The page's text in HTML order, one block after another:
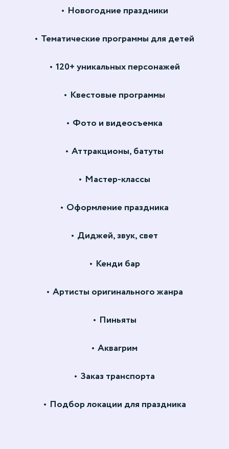
Новогодние праздники
Тематические программы для детей
120+ уникальных персонажей
Квестовые программы
Фото и видеосъемка
Аттракционы, батуты
Мастер-классы
Оформление праздника
Диджей, звук, свет
Кенди бар
Артисты оригинального жанра
Пиньяты
Аквагрим
Заказ транспорта
Подбор локации для праздника